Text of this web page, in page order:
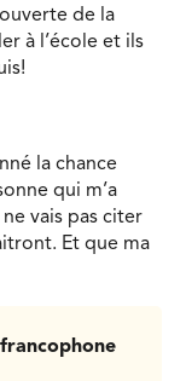
de la
à l’école et ils
la chance
qui m’a
vais pas citer
Et que ma